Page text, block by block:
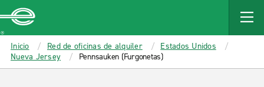
MAIN
CONTENT
Enterprise
Inicio Red de oficinas de alquiler
Estados Unidos
Nueva Jersey
Pennsauken (Furgonetas)